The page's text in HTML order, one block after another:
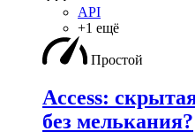
API
+1 ещё
Простой
Access:
без мелькания?